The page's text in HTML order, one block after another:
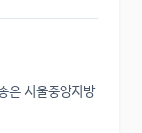
은 서울중앙지방